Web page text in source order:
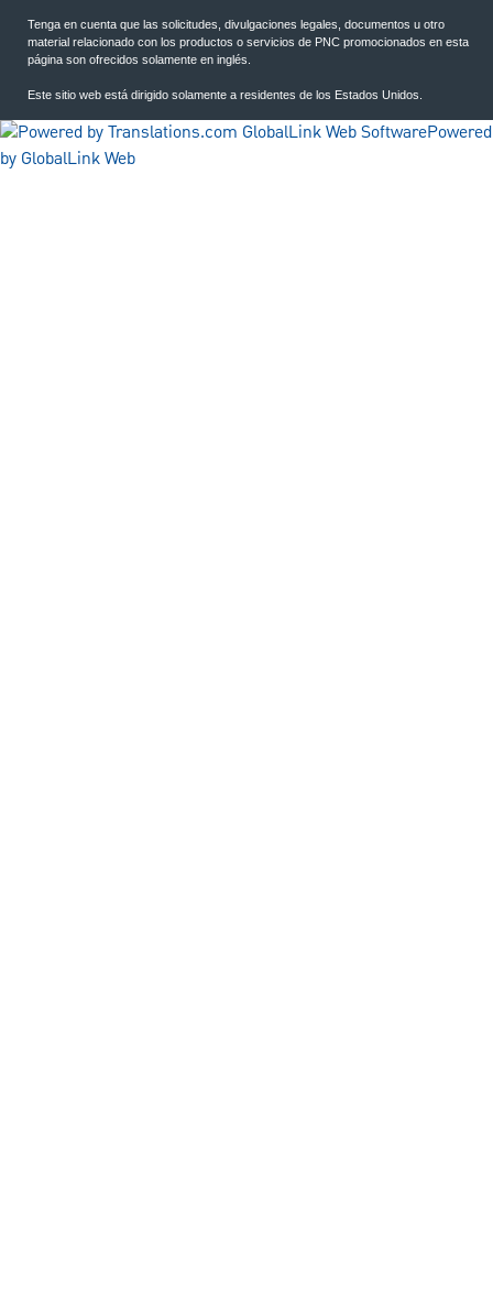
Tenga en cuenta que las solicitudes, divulgaciones legales, documentos u otro
material relacionado con los productos o servicios de PNC promocionados en esta
página son ofrecidos solamente en inglés.
Este sitio web está dirigido solamente a residentes de los Estados Unidos.
Powered
by GlobalLink Web